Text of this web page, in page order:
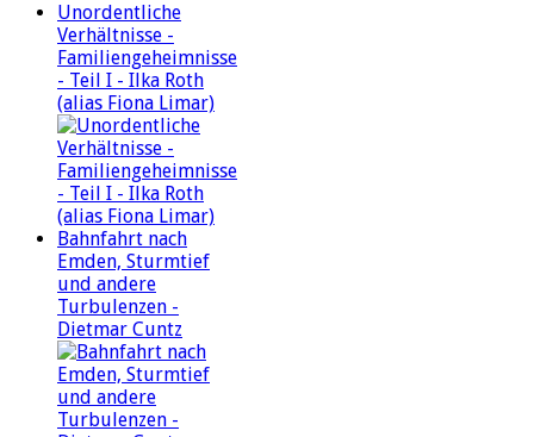
Unordentliche
Verhältnisse -
Familiengeheimnisse
- Teil I - Ilka Roth
(alias Fiona Limar)
Bahnfahrt nach
Emden, Sturmtief
und andere
Turbulenzen -
Dietmar Cuntz